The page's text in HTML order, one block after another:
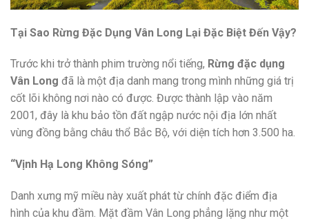
Tại Sao Rừng Đặc Dụng Vân Long Lại Đặc Biệt Đến Vậy?
Trước khi trở thành phim trường nổi tiếng, Rừng đặc dụng
Vân Long đã là một địa danh mang trong mình những giá trị
cốt lõi không nơi nào có được. Được thành lập vào năm
2001, đây là khu bảo tồn đất ngập nước nội địa lớn nhất
vùng đồng bằng châu thổ Bắc Bộ, với diện tích hơn 3.500 ha.
“Vịnh Hạ Long Không Sóng”
Danh xưng mỹ miều này xuất phát từ chính đặc điểm địa
hình của khu đầm. Mặt đầm Vân Long phẳng lặng như một